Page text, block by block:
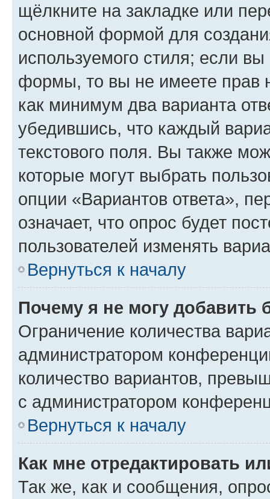
щёлкните на закладке или
основной формой для
используемого стиля; если
формы, то вы не имеете прав
как минимум два варианта
убедившись, что каждый
текстового поля. Вы также
которые могут выбрать
опции «Вариантов ответа»,
означает, что опрос будет
пользователей изменять
Вернуться к началу
Почему я не могу добавить
Ограничение количества
администратором
количество вариантов,
с администратором
Вернуться к началу
Как мне отредактировать
Так же, как и сообщения,